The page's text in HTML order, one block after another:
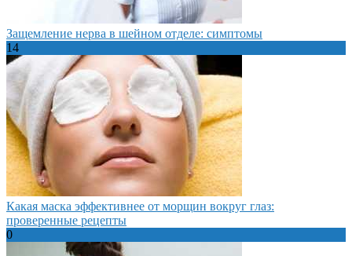
Защемление нерва в шейном отделе: симптомы
14
Какая маска эффективнее от морщин вокруг глаз:
проверенные рецепты
0